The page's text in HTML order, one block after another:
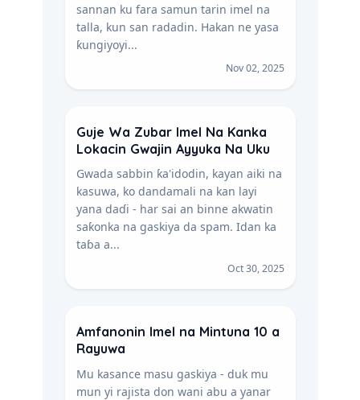
sannan ku fara samun tarin imel na
talla, kun san radadin. Hakan ne yasa
ƙungiyoyi...
Nov 02, 2025
Guje Wa Zubar Imel Na Kanka
Lokacin Gwajin Ayyuka Na Uku
Gwada sabbin ƙa'idodin, kayan aiki na
kasuwa, ko dandamali na kan layi
yana daɗi - har sai an binne akwatin
saƙonka na gaskiya da spam. Idan ka
taɓa a...
Oct 30, 2025
Amfanonin Imel na Mintuna 10 a
Rayuwa
Mu kasance masu gaskiya - duk mu
mun yi rajista don wani abu a yanar